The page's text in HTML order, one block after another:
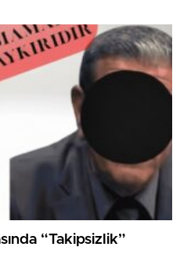
“Takipsizlik”